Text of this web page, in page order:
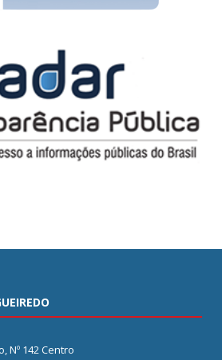
Nº 142 Centro